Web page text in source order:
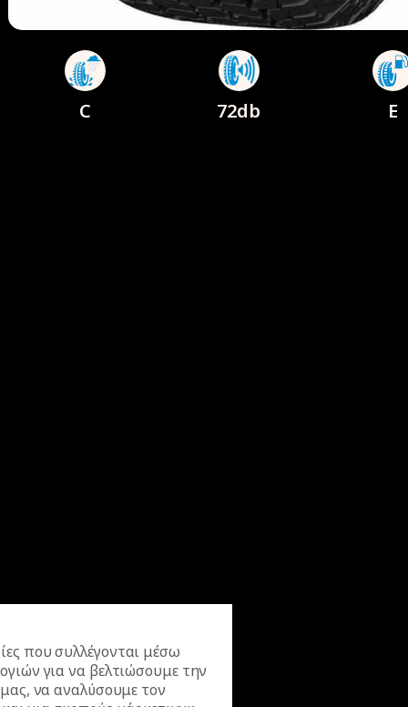
C 72db E
που συλλέγονται μέσω
για να βελτιώσουμε την
να αναλύσουμε τον